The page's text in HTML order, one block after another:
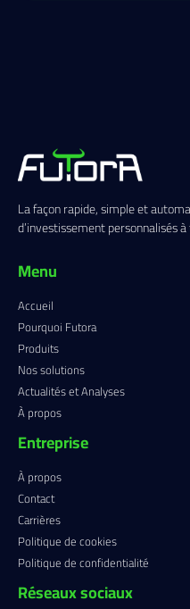
La façon rapide, simple et
d’investissement personnalisés
Menu
Accueil
Pourquoi Futora
Produits
Nos solutions
Actualités et Analyses
À propos
Entreprise
À propos
Contact
Carrières
Politique de cookies
Politique de confidentialité
Réseaux sociaux